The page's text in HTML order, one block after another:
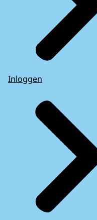
Inloggen